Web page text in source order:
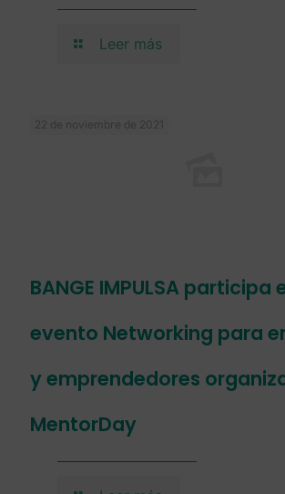
Leer más
22 de noviembre de 2021
BANGE IMPULSA participa
evento Networking para
y emprendedores
MentorDay